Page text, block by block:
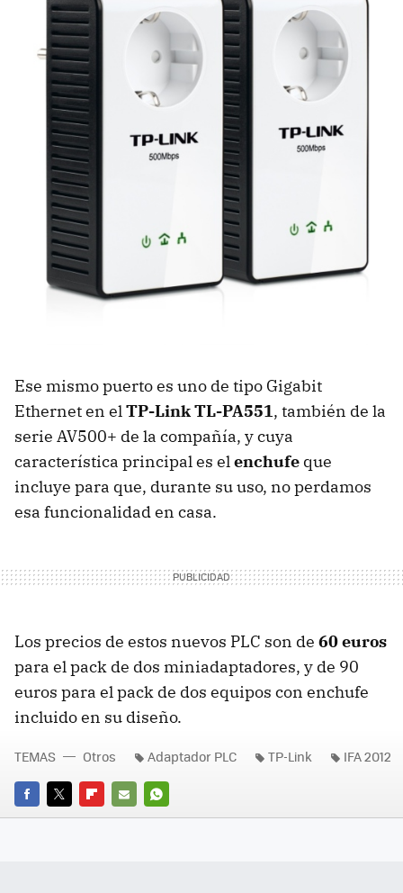
Ese mismo puerto es uno de tipo Gigabit
Ethernet en elTP-Link TL-PA551, también de la
serie AV500+ de la compañía, y cuya
característica principal es elenchufe que
incluye para que, durante su uso, no perdamos
esa funcionalidad en casa.
Los precios de estos nuevos PLC son de 60 euros
para el pack de dos miniadaptadores, y de 90
euros para el pack de dos equipos con enchufe
incluido en su diseño.
FACEBOOK
TWITTERFLIPBOARD
E-
WHATSAPP
TEMAS Otros Adaptador PLC TP-Link IFA 2012